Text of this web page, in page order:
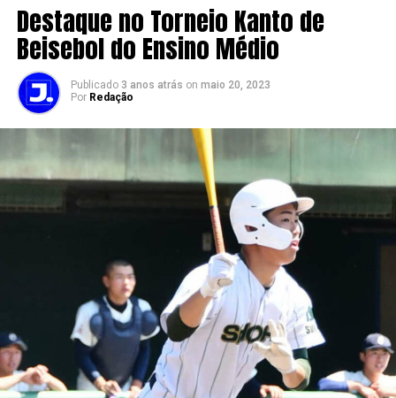
Destaque no Torneio Kanto de
Beisebol do Ensino Médio
Publicado 3 anos atrás on maio 20, 2023
Por Redação